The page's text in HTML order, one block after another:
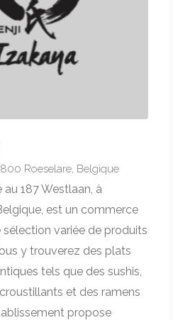
Roeselare, Belgique
au 187 Westlaan, à
est un commerce
variée de produits
y trouverez des plats
tels que des sushis,
et des ramens
propose